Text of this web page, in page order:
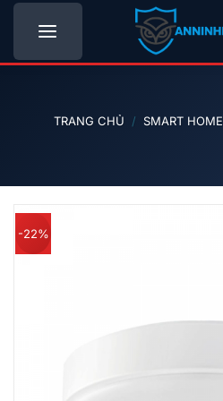
Bỏ
nội
TRANG CHỦ / SMART HOME
-22%